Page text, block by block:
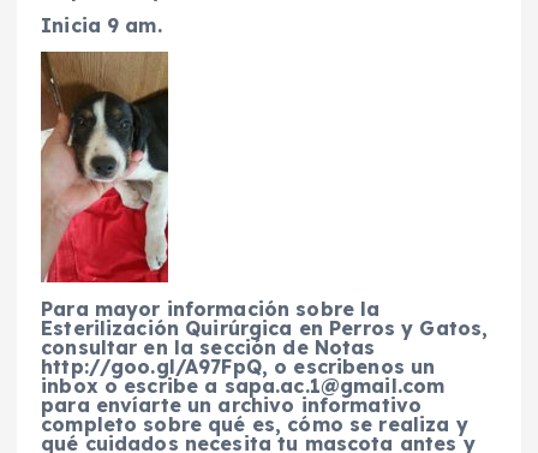
Inicia 9 am.
Para mayor información sobre la
Esterilización Quirúrgica en Perros y Gatos,
consultar en la sección de Notas
http://goo.gl/A97FpQ, o escribenos un
inbox o escribe a sapa.ac.1@gmail.com
para envíarte un archivo informativo
completo sobre qué es, cómo se realiza y
qué cuidados necesita tu mascota antes y